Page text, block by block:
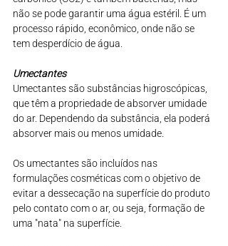
não se pode garantir uma água estéril. É um
processo rápido, econômico, onde não se
tem desperdício de água.
Umectantes
Umectantes são substâncias higroscópicas,
que têm a propriedade de absorver umidade
do ar. Dependendo da substância, ela poderá
absorver mais ou menos umidade.
Os umectantes são incluídos nas
formulações cosméticas com o objetivo de
evitar a dessecação na superfície do produto
pelo contato com o ar, ou seja, formação de
uma "nata" na superfície.